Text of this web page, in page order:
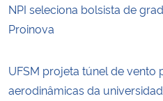
NPI seleciona bolsista de
Proinova
UFSM projeta túnel de vento
aerodinâmicas da